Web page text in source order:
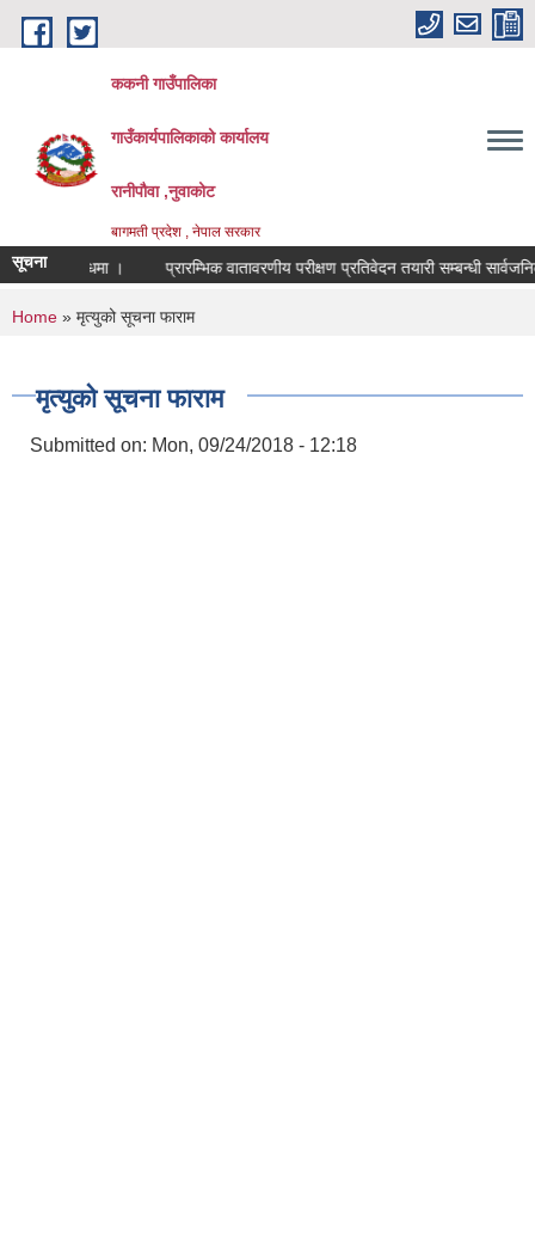
Skip to main content
ककनी गाउँपालिका
गाउँकार्यपालिकाको कार्यालय
रानीपौवा ,नुवाकोट
बागमती प्रदेश , नेपाल सरकार
सूचना
सम्बन्धमा । प्रारम्भिक वातावरणीय परीक्षण प्रतिवेदन तयारी सम्बन्धी सार्वजनिक
You are here
Home » मृत्युको सूचना फाराम
मृत्युको सूचना फाराम
Submitted on: Mon, 09/24/2018 - 12:18